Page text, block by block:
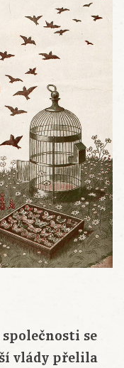
se
vlády přelila